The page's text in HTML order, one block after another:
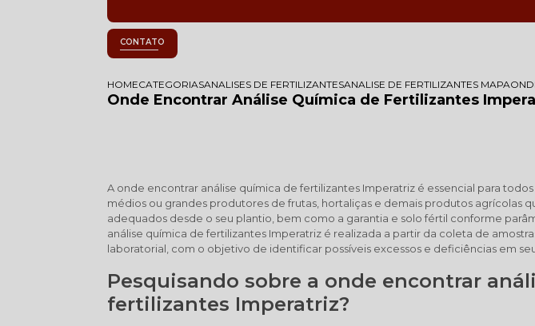
CONTATO
HOMECATEGORIASANALISES DE FERTILIZANTESANALISE DE FERTILIZANTES MAPA
Onde Encontrar Análise Química de Fertilizantes
A onde encontrar análise química de fertilizantes Imperatriz é essencial para
médios ou grandes produtores de frutas, hortaliças e demais produtos agrícolas
adequados desde o seu plantio, bem como a garantia e solo fértil conforme
análise química de fertilizantes Imperatriz é realizada a partir da coleta de
laboratorial, com o objetivo de identificar possíveis excessos e deficiências em
Pesquisando sobre a onde encontrar
fertilizantes Imperatriz?